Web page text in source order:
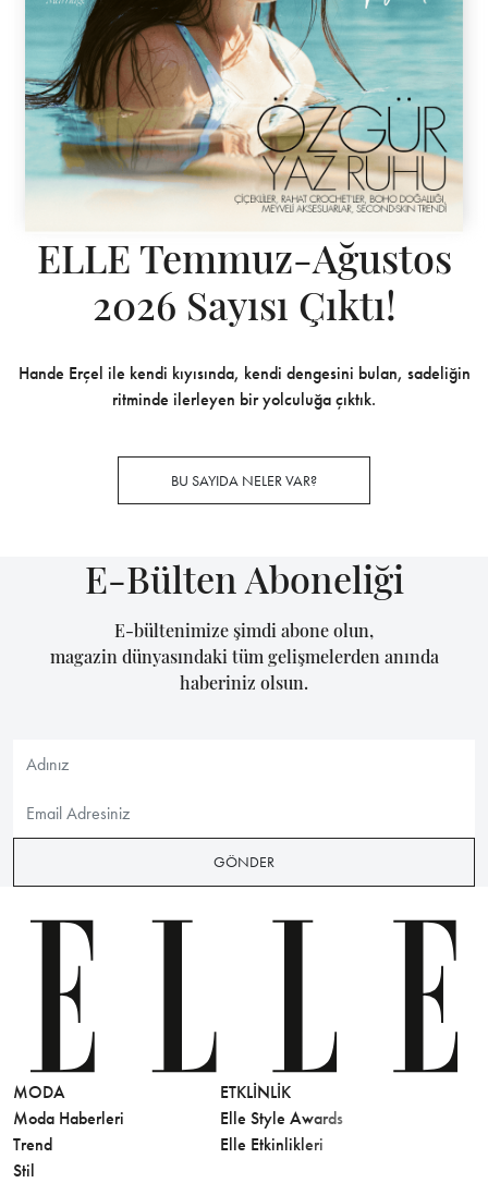
ELLE Temmuz-Ağustos
2026 Sayısı Çıktı!
Hande Erçel ile kendi kıyısında, kendi dengesini bulan, sadeliğin
ritminde ilerleyen bir yolculuğa çıktık.
BU SAYIDA NELER VAR?
E-Bülten Aboneliği
E-bültenimize şimdi abone olun,
magazin dünyasındaki tüm gelişmelerden anında
haberiniz olsun.
GÖNDER
MODA
Moda Haberleri
Trend
Stil
ETKLINLIK
Elle Style Awards
Elle Etkinlikleri